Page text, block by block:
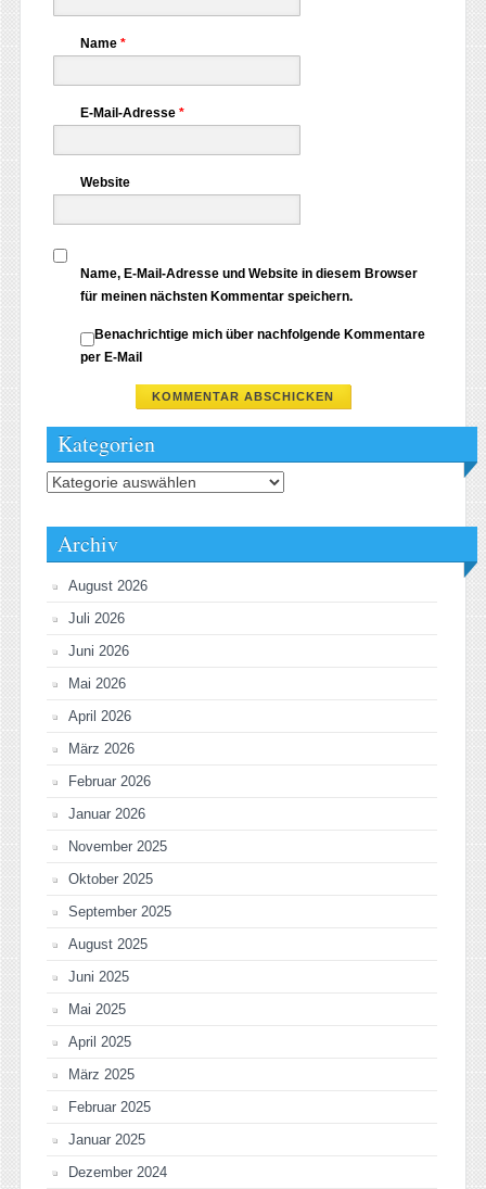
Name *
E-Mail-Adresse *
Website
Name, E-Mail-Adresse und Website in diesem Browser
für meinen nächsten Kommentar speichern.
Benachrichtige mich über nachfolgende Kommentare
per E-Mail
Kategorien
Kategorien
Archiv
August 2026
Juli 2026
Juni 2026
Mai 2026
April 2026
März 2026
Februar 2026
Januar 2026
November 2025
Oktober 2025
September 2025
August 2025
Juni 2025
Mai 2025
April 2025
März 2025
Februar 2025
Januar 2025
Dezember 2024